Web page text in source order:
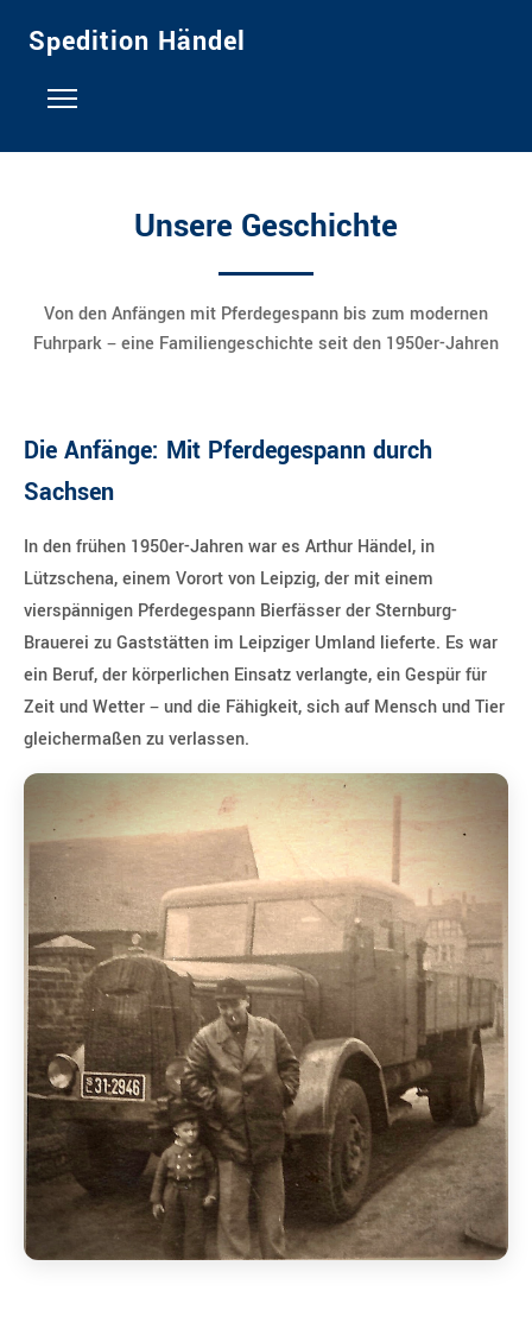
Spedition Händel
Kontakt
Stellenangebote
Social Media
Impressum
Datenschutz
Unsere Geschichte
Von den Anfängen mit Pferdegespann bis zum modernen
Fuhrpark – eine Familiengeschichte seit den 1950er-Jahren
Die Anfänge: Mit Pferdegespann durch
Sachsen
In den frühen 1950er-Jahren war es Arthur Händel, in
Lützschena, einem Vorort von Leipzig, der mit einem
vierspännigen Pferdegespann Bierfässer der Sternburg-
Brauerei zu Gaststätten im Leipziger Umland lieferte. Es war
ein Beruf, der körperlichen Einsatz verlangte, ein Gespür für
Zeit und Wetter – und die Fähigkeit, sich auf Mensch und Tier
gleichermaßen zu verlassen.